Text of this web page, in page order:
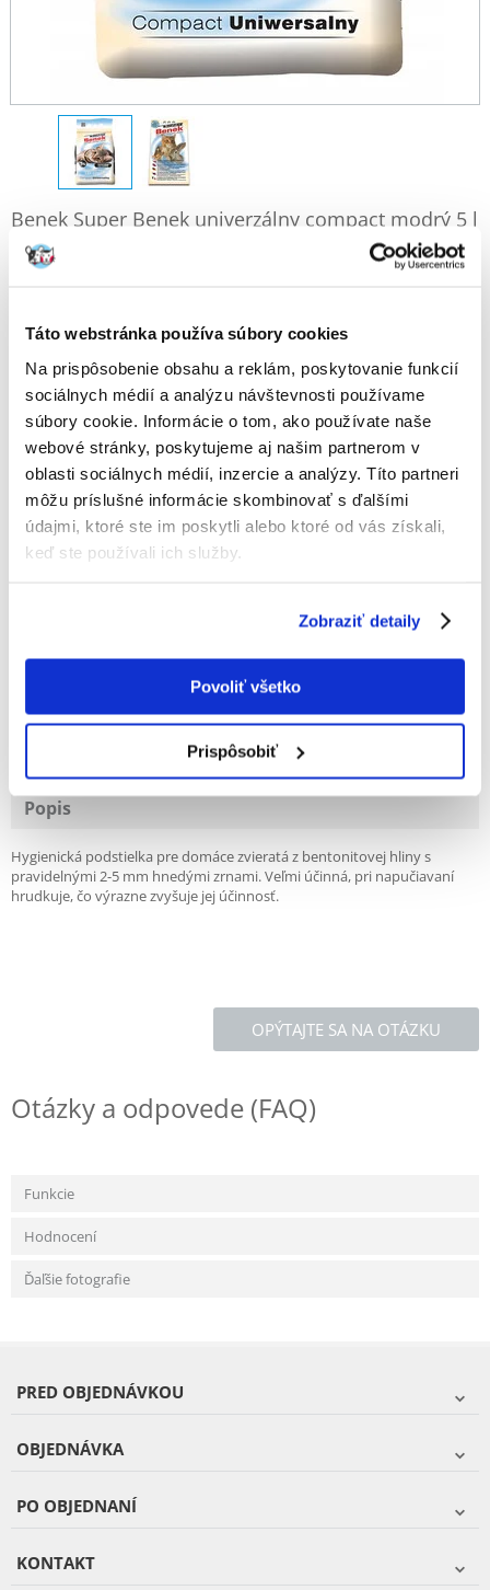
Táto webstránka používa súbory cookies
Na prispôsobenie obsahu a reklám, poskytovanie funkcií
sociálnych médií a analýzu návštevnosti používame
súbory cookie. Informácie o tom, ako používate naše
webové stránky, poskytujeme aj našim partnerom v
oblasti sociálnych médií, inzercie a analýzy. Títo partneri
môžu príslušné informácie skombinovať s ďalšími
údajmi, ktoré ste im poskytli alebo ktoré od vás získali,
keď ste používali ich služby.
Zobraziť detaily
Povoliť všetko
Prispôsobiť
Benek Super Benek univerzálny compact modrý 5 l
Výrobca:
€4.10
ODOSIELAME DO 48HODÍN
Fotky našich zákazníkov Pozri ďalšie fotografie
2 RECENZIA
Recommend
NAPÍSAŤ RECENZIU
Popis
Hygienická podstielka pre domáce zvieratá z bentonitovej hliny s
pravidelnými 2-5 mm hnedými zrnami. Veľmi účinná, pri napučiavaní
hrudkuje, čo výrazne zvyšuje jej účinnosť.
OPÝTAJTE SA NA OTÁZKU
Otázky a odpovede (FAQ)
Funkcie
Hodnocení
Ďaľšie fotografie
PRED OBJEDNÁVKOU
OBJEDNÁVKA
PO OBJEDNANÍ
KONTAKT